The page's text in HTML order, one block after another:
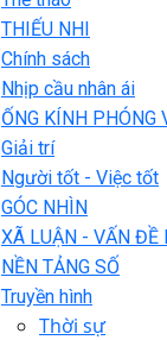
THIẾU NHI
Chính sách
Nhịp cầu nhân ái
ỐNG KÍNH PHÓNG
Giải trí
Người tốt - Việc tốt
GÓC NHÌN
XÃ LUẬN - VẤN ĐỀ
NỀN TẢNG SỐ
Truyền hình
Thời sự